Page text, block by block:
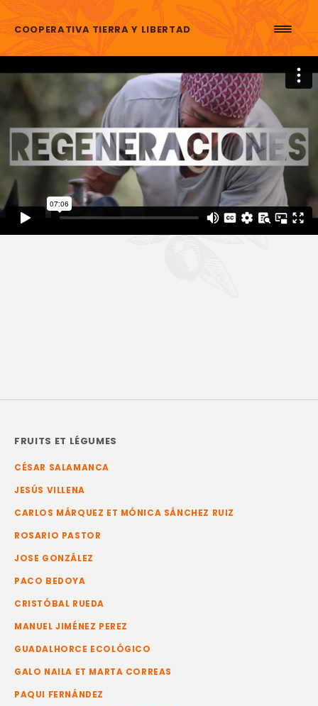
COOPERATIVA TIERRA Y LIBERTAD
FRUITS ET LÉGUMES
CÉSAR SALAMANCA
JESÚS VILLENA
CARLOS MÁRQUEZ ET MÓNICA SÁNCHEZ RUIZ
ROSARIO PASTOR
JOSE GONZÁLEZ
PACO BEDOYA
CRISTÓBAL RUEDA
MANUEL JIMÉNEZ PEREZ
GUADALHORCE ECOLÓGICO
GALO NAILA ET MARTA CORREAS
PAQUI FERNÁNDEZ